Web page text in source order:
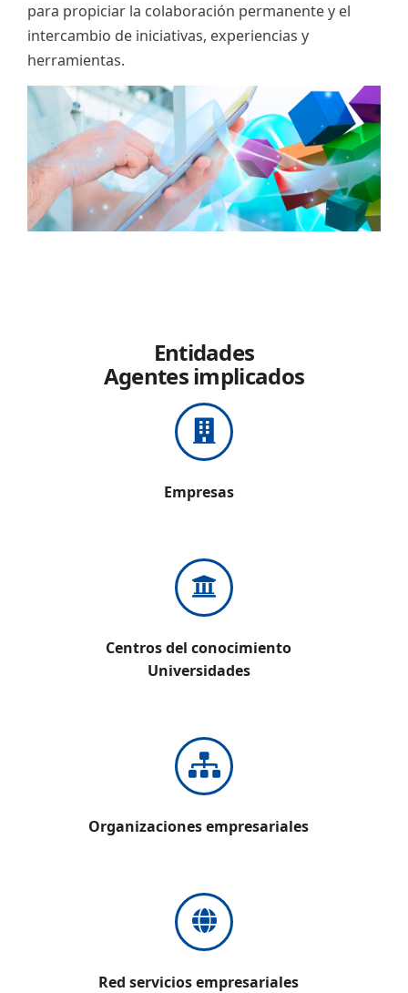
para propiciar la colaboración permanente y el
intercambio de iniciativas, experiencias y
herramientas.
Entidades
Agentes implicados
Empresas
Centros del conocimiento
Universidades
Organizaciones empresariales
Red servicios empresariales